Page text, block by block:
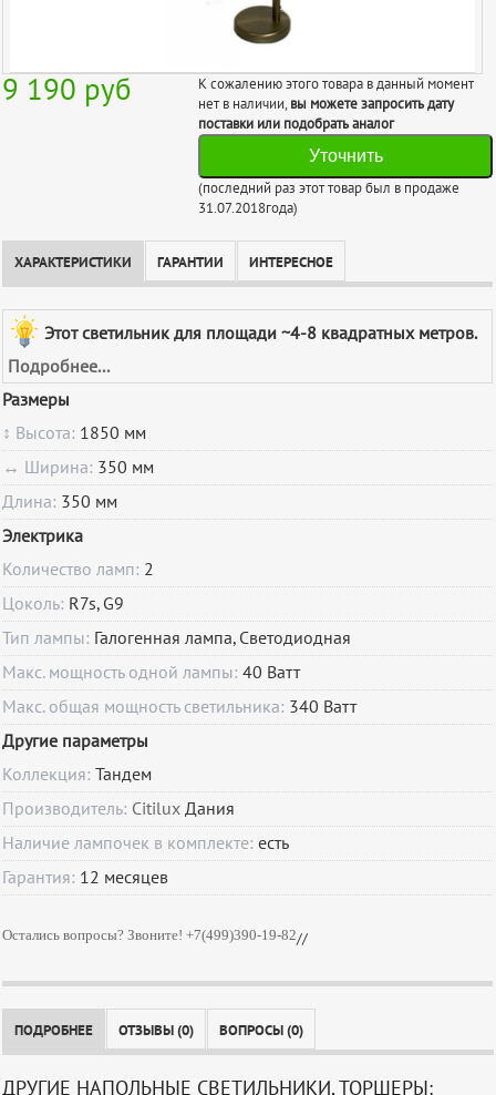
9 190 руб
К сожалению этого товара в данный момент
нет в наличии,вы можете запросить дату
поставки или подобрать аналог
Уточнить
(последний раз этот товар был в продаже
31.07.2018года)
ХАРАКТЕРИСТИКИ ГАРАНТИИ ИНТЕРЕСНОЕ
Этот светильник для площади ~4-8 квадратных метров.
Подробнее...
Размеры
↕ Высота: 1850 мм
↔ Ширина: 350 мм
Длина: 350 мм
Электрика
Количество ламп: 2
Цоколь: R7s, G9
Тип лампы: Галогенная лампа, Светодиодная
Макс. мощность одной лампы:40 Ватт
Макс. общая мощность светильника: 340 Ватт
Другие параметры
Коллекция:Тандем
Производитель: Citilux Дания
Наличие лампочек в комплекте:есть
Гарантия: 12 месяцев
Остались вопросы? Звоните! +7(499)390-19-82//
ПОДРОБНЕЕ ОТЗЫВЫ (0) ВОПРОСЫ (0)
ДРУГИЕ НАПОЛЬНЫЕ СВЕТИЛЬНИКИ, ТОРШЕРЫ: